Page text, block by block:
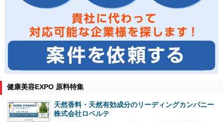
健康美容EXPO 原料特集
天然香料・天然有効成分のリーディングカンパニー
株式会社ロベルテ